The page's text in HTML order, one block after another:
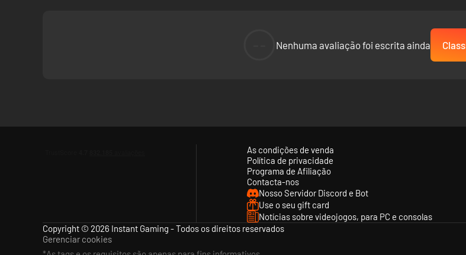
Nenhuma avaliação foi escrita ainda
As condições de venda
Política de privacidade
Programa de Afiliação
Contacta-nos
Nosso Servidor Discord e Bot
Use o seu gift card
Notícias sobre videojogos, para PC e consolas
Copyright © 2026 Instant Gaming - Todos os direitos reservados
Gerenciar cookies